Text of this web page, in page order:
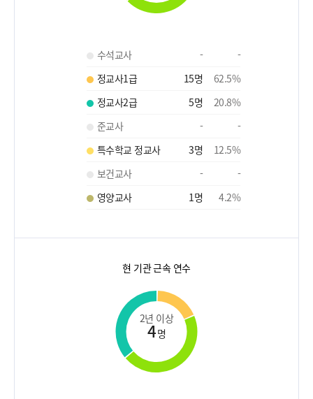
수석교사 -
-
정교사1급
15명 62.5%
정교사2급
5명 20.8%
준교사
-
-
특수학교 정교사
3명 12.5%
보건교사
-
-
영양교사
1명 4.2%
현 기관 근속 연수
2년 이상
4명